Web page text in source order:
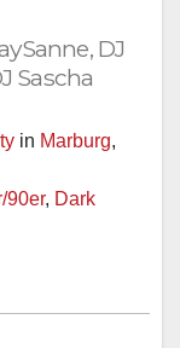
DJ
Sascha
in Marburg,
90er, Dark